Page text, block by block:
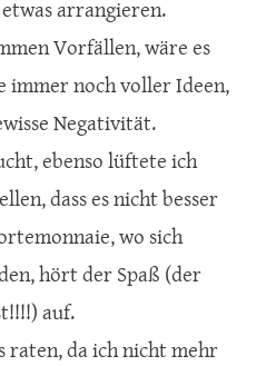
arrangieren.
Vorfällen, wäre es
immer noch voller Ideen,
Negativität.
ebenso lüftete ich
dass es nicht besser
wo sich
hört der Spaß (der
auf.
raten, da ich nicht mehr